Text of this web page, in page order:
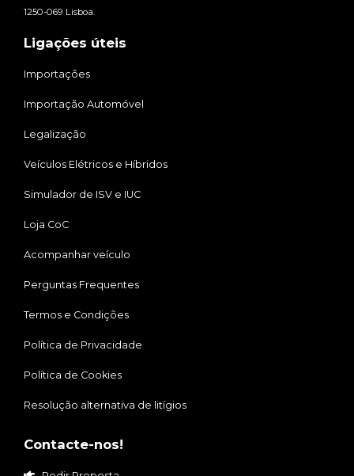
1250-069 Lisboa.
Ligações úteis
Importações
Importação Automóvel
Legalização
Veículos Elétricos e Híbridos
Simulador de ISV e IUC
Loja CoC
Acompanhar veículo
Perguntas Frequentes
Termos e Condições
Política de Privacidade
Política de Cookies
Resolução alternativa de litígios
Contacte-nos!